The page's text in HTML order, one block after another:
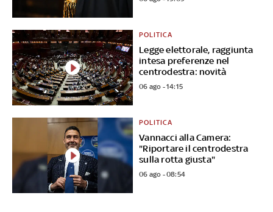
Legge elettorale, raggiunta
intesa preferenze nel
centrodestra: novità
POLITICA
06 ago - 14:15
Vannacci alla Camera:
"Riportare il centrodestra
sulla rotta giusta"
POLITICA
06 ago - 08:54